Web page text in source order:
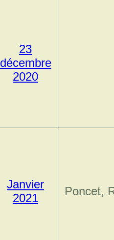
23
décembre
2020
Janvier
2021
Poncet,